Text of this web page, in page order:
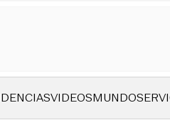
VIDEOSMUNDO